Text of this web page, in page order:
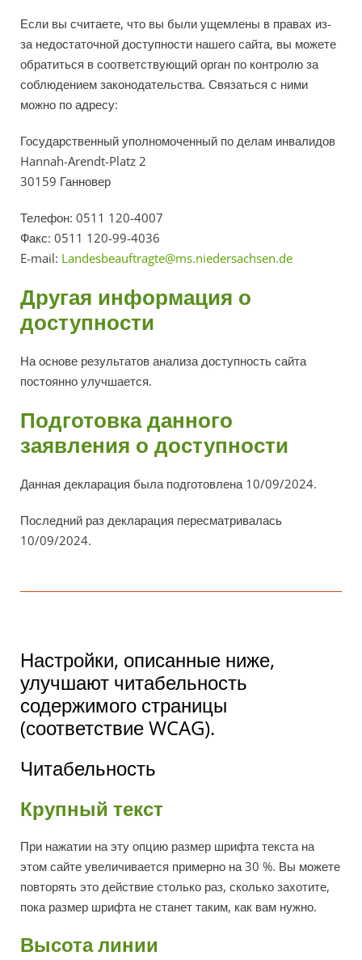
Если вы считаете, что вы были ущемлены в правах из-
за недостаточной доступности нашего сайта, вы можете
обратиться в соответствующий орган по контролю за
соблюдением законодательства. Связаться с ними
можно по адресу:
Государственный уполномоченный по делам инвалидов
Hannah-Arendt-Platz 2
30159 Ганновер
Телефон: 0511 120-4007
Факс: 0511 120-99-4036
E-mail: Landesbeauftragte@ms.niedersachsen.de
Другая информация о
доступности
На основе результатов анализа доступность сайта
постоянно улучшается.
Подготовка данного
заявления о доступности
Данная декларация была подготовлена 10/09/2024.
Последний раз декларация пересматривалась
10/09/2024.
Настройки, описанные ниже,
улучшают читабельность
содержимого страницы
(соответствие WCAG).
Читабельность
Крупный текст
При нажатии на эту опцию размер шрифта текста на
этом сайте увеличивается примерно на 30 %. Вы можете
повторять это действие столько раз, сколько захотите,
пока размер шрифта не станет таким, как вам нужно.
Высота линии